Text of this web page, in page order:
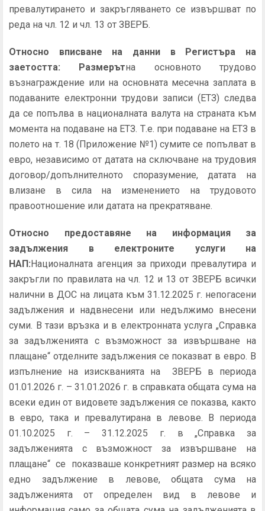
превалутирането и закръгляването се извършват по
реда на чл. 12 и чл. 13 от ЗВЕРБ.
Относно вписване на данни в Регистъра на
заетостта: Размерътна основното трудово
възнаграждение или на основната месечна заплата в
подаваните електронни трудови записи (ЕТЗ) следва
да се попълва в националната валута на страната към
момента на подаване на ЕТЗ. Т.е. при подаване на ЕТЗ в
полето на т. 18 (Приложение №1) сумите се попълват в
евро, независимо от датата на сключване на трудовия
договор/допълнителното споразумение, датата на
влизане в сила на изменението на трудовото
правоотношение или датата на прекратяване.
Относно предоставяне на информация за
задължения в електроните услуги на
НАП:Националната агенция за приходи превалутира и
закръгли по правилата на чл. 12 и 13 от ЗВЕРБ всички
налични в ДОС на лицата към 31.12.2025 г. непогасени
задължения и надвнесени или недължимо внесени
суми. В тази връзка и в електронната услуга „Справка
за задълженията с възможност за извършване на
плащане“ отделните задължения се показват в евро. В
изпълнение на изискванията на ЗВЕРБ в периода
01.01.2026 г. – 31.01.2026 г. в справката общата сума на
всеки един от видовете задължения се показва, както
в евро, така и превалутирана в левове. В периода
01.10.2025 г. – 31.12.2025 г. в „Справка за
задълженията с възможност за извършване на
плащане“ се показваше конкретният размер на всяко
едно задължение в левове, общата сума на
задълженията от определен вид в левове и